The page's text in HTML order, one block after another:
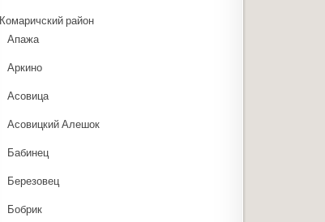
Комаричский район
Апажа
Аркино
Асовица
Асовицкий Алешок
Бабинец
Березовец
Бобрик